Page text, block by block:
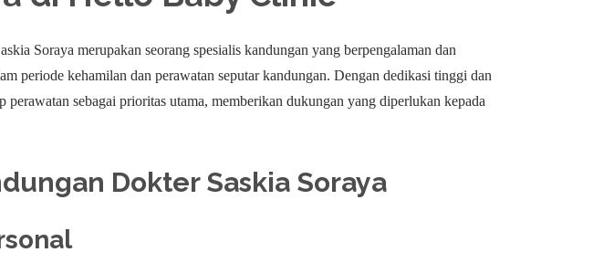
Soraya merupakan seorang spesialis kandungan yang berpengalaman dan
periode kehamilan dan perawatan seputar kandungan. Dengan dedikasi tinggi dan
sebagai prioritas utama, memberikan dukungan yang diperlukan kepada
Dokter Saskia Soraya